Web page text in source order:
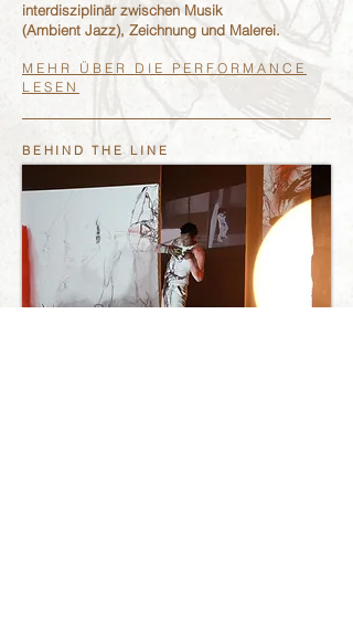
interdisziplinär zwischen Musik
(Ambient Jazz), Zeichnung und Malerei.
MEHR ÜBER DIE PERFORMANCE
LESEN
BEHIND THE LINE